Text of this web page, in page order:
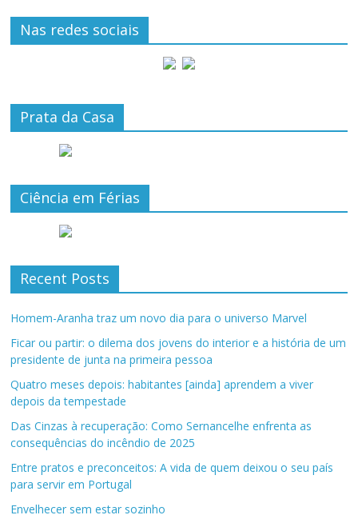
Nas redes sociais
Prata da Casa
Ciência em Férias
Recent Posts
Homem-Aranha traz um novo dia para o universo Marvel
Ficar ou partir: o dilema dos jovens do interior e a história de um
presidente de junta na primeira pessoa
Quatro meses depois: habitantes [ainda] aprendem a viver
depois da tempestade
Das Cinzas à recuperação: Como Sernancelhe enfrenta as
consequências do incêndio de 2025
Entre pratos e preconceitos: A vida de quem deixou o seu país
para servir em Portugal
Envelhecer sem estar sozinho